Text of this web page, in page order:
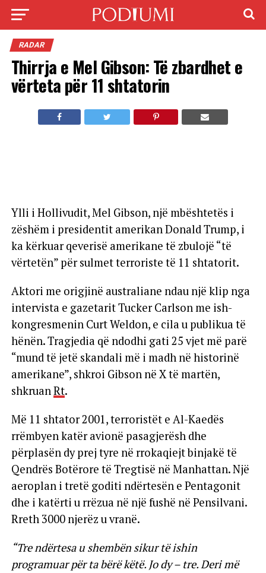
RADAR
Thirrja e Mel Gibson: Të zbardhet e
vërteta për 11 shtatorin
Ylli i Hollivudit, Mel Gibson, një mbështetës i
zëshëm i presidentit amerikan Donald Trump, i
ka kërkuar qeverisë amerikane të zbulojë “të
vërtetën” për sulmet terroriste të 11 shtatorit.
Aktori me origjinë australiane ndau një klip nga
intervista e gazetarit Tucker Carlson me ish-
kongresmenin Curt Weldon, e cila u publikua të
hënën. Tragjedia që ndodhi gati 25 vjet më parë
“mund të jetë skandali më i madh në historinë
amerikane”, shkroi Gibson në X të martën,
shkruanRt.
Më 11 shtator 2001, terroristët e Al-Kaedës
rrëmbyen katër avionë pasagjerësh dhe
përplasën dy prej tyre në rrokaqiejt binjakë të
Qendrës Botërore të Tregtisë në Manhattan. Një
aeroplan i tretë goditi ndërtesën e Pentagonit
dhe i katërti u rrëzua në një fushë në Pensilvani.
Rreth 3000 njerëz u vranë.
“Tre ndërtesa u shembën sikur të ishin
programuar për ta bërë këtë. Jo dy – tre. Deri më